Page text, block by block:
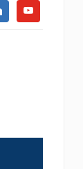
Youtube